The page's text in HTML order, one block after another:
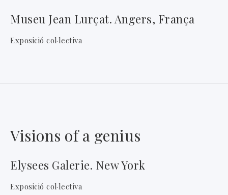
Museu Jean Lurçat. Angers, França
Exposició col·lectiva
Visions of a genius
Elysees Galerie. New York
Exposició col·lectiva